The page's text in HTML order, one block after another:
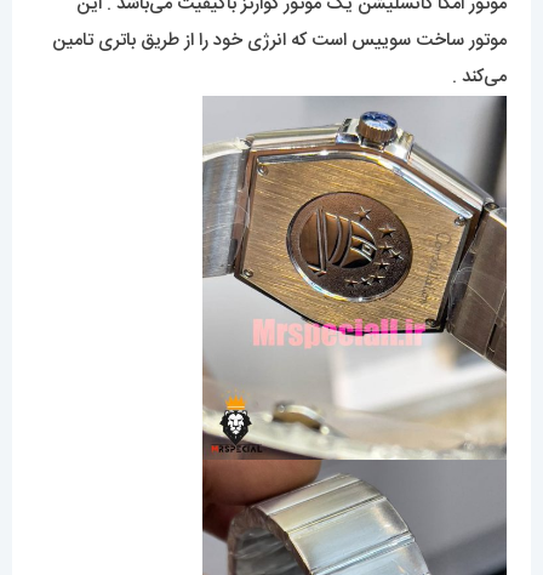
موتور ساخت سوییس است که انرژی خود را از طریق باتری تامین
می‌کند .